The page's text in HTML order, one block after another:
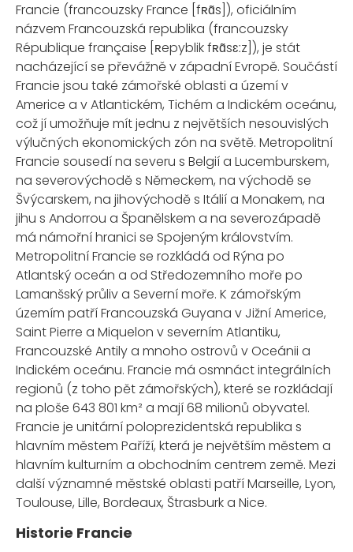
Francie (francouzsky France [fʀɑ̃s]), oficiálním
názvem Francouzská republika (francouzsky
République française [ʀepyblik fʀɑ̃sɛːz]), je stát
nacházející se převážně v západní Evropě. Součástí
Francie jsou také zámořské oblasti a území v
Americe a v Atlantickém, Tichém a Indickém oceánu,
což jí umožňuje mít jednu z největších nesouvislých
výlučných ekonomických zón na světě. Metropolitní
Francie sousedí na severu s Belgií a Lucemburskem,
na severovýchodě s Německem, na východě se
Švýcarskem, na jihovýchodě s Itálií a Monakem, na
jihu s Andorrou a Španělskem a na severozápadě
má námořní hranici se Spojeným královstvím.
Metropolitní Francie se rozkládá od Rýna po
Atlantský oceán a od Středozemního moře po
Lamanšský průliv a Severní moře. K zámořským
územím patří Francouzská Guyana v Jižní Americe,
Saint Pierre a Miquelon v severním Atlantiku,
Francouzské Antily a mnoho ostrovů v Oceánii a
Indickém oceánu. Francie má osmnáct integrálních
regionů (z toho pět zámořských), které se rozkládají
na ploše 643 801 km² a mají 68 milionů obyvatel.
Francie je unitární poloprezidentská republika s
hlavním městem Paříží, která je největším městem a
hlavním kulturním a obchodním centrem země. Mezi
další významné městské oblasti patří Marseille, Lyon,
Toulouse, Lille, Bordeaux, Štrasburk a Nice.
Historie Francie